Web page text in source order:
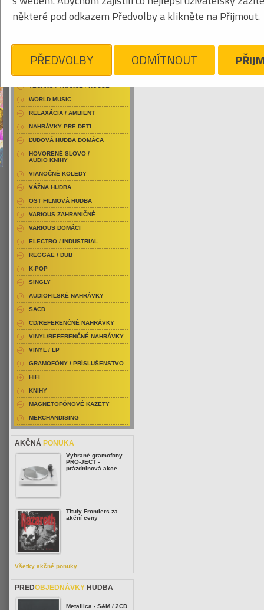
Je nám ľúto, ale pre daný žáner/
RAP / HIP HOP DOMÁCI
RAP / HIP HOP ZAHRANIČNÝ
DVD / HUDBA
PUNK / HARDCORE
TECHNO / TRANCE / HOUSE
WORLD MUSIC
RELAXÁCIA / AMBIENT
NAHRÁVKY PRE DETI
ĽUDOVÁ HUDBA DOMÁCA
HOVORENÉ SLOVO /
AUDIO KNIHY
VIANOČNÉ KOLEDY
VÁŽNA HUDBA
OST FILMOVÁ HUDBA
VARIOUS ZAHRANIČNÉ
VARIOUS DOMÁCI
ELECTRO / INDUSTRIAL
REGGAE / DUB
K-POP
SINGLY
AUDIOFILSKÉ NAHRÁVKY
SACD
CD/REFERENČNÉ NAHRÁVKY
VINYL/REFERENČNÉ NAHRÁVKY
VINYL / LP
GRAMOFÓNY / PRÍSLUŠENSTVO
HIFI
KNIHY
MAGNETOFÓNOVÉ KAZETY
MERCHANDISING
AKČNÁ PONUKA
Vybrané gramofony
PRO-JECT -
prázdninová akce
Tituly Frontiers za
akční ceny
Všetky akčné ponuky
PREDOBJEDNÁVKY HUDBA
Metallica - S&M / 2CD
některé pod odkazem Předvolby a klikněte na Přijmout.
PŘEDVOLBY ODMÍTNOUT